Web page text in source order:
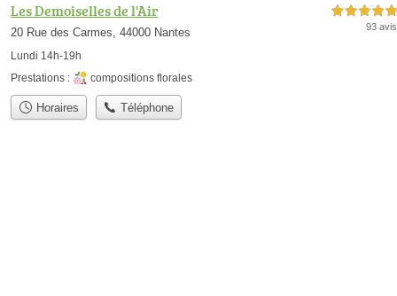
Les Demoiselles de l'Air
20 Rue des Carmes, 44000 Nantes
Lundi 14h-19h
5,0 étoiles sur 5
93 avis
Prestations : compositions florales
Horaires Téléphone